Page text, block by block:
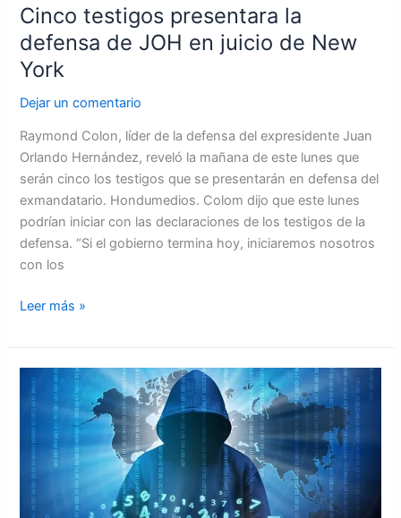
Cinco testigos presentara la
defensa de JOH en juicio de New
York
Dejar un comentario
Raymond Colon, líder de la defensa del expresidente Juan
Orlando Hernández, reveló la mañana de este lunes que
serán cinco los testigos que se presentarán en defensa del
exmandatario. Hondumedios. Colom dijo que este lunes
podrían iniciar con las declaraciones de los testigos de la
defensa. “Si el gobierno termina hoy, iniciaremos nosotros
con los
Leer más »
Amenazas
seguridad
por
avances
tecnológicos